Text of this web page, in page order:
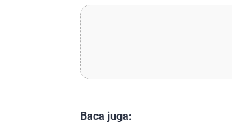
Baca juga: